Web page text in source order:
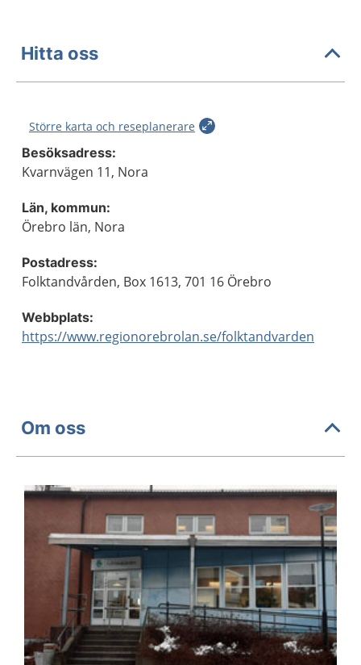
Hitta oss
Större karta och reseplanerare
Besöksadress:
Kvarnvägen 11, Nora
Län, kommun:
Örebro län, Nora
Postadress:
Folktandvården, Box 1613, 701 16 Örebro
Webbplats:
https://www.regionorebrolan.se/folktandvarden
Om oss